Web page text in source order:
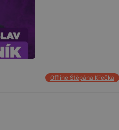
Offline Štěpána Křečka